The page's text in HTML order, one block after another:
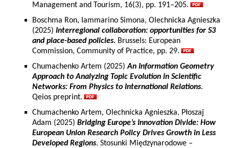
Management and Tourism, 16(3), pp. 191–205.
Boschma Ron, Iammarino Simona, Olechnicka Agnieszka
(2025) Interregional collaboration: opportunities for S3
and place-based policies. Brussels: European
Commission, Community of Practice, pp. 29.
Chumachenko Artem (2025)An Information Geometry
Approach to Analyzing Topic Evolution in Scientific
Networks: From Physics to International Relations.
Qeios preprint.
Chumachenko Artem, Olechnicka Agnieszka, Płoszaj
Adam (2025) Bridging Europe’s Innovation Divide: How
European Union Research Policy Drives Growth in Less
Developed Regions. Stosunki Międzynarodowe –